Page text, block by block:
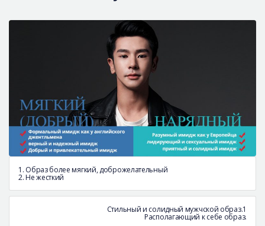
1. Образ более мягкий, доброжелательный
2. Не жесткий
Стильный и солидный мужчской образ.1
Располагающий к себе образ.